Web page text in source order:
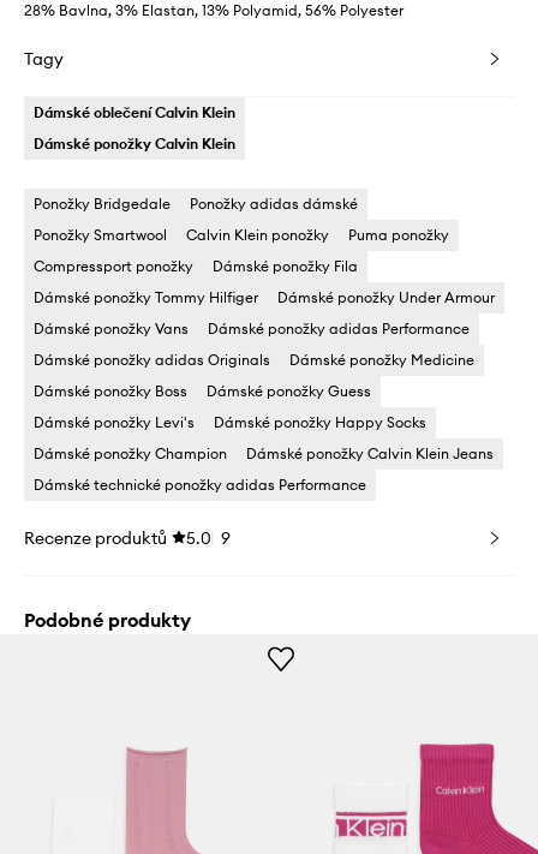
28% Bavlna, 3% Elastan, 13% Polyamid, 56% Polyester
Tagy
Dámské oblečení Calvin Klein
Dámské ponožky Calvin Klein
Ponožky Bridgedale
Ponožky adidas dámské
Ponožky Smartwool
Calvin Klein ponožky
Puma ponožky
Compressport ponožky
Dámské ponožky Fila
Dámské ponožky Tommy Hilfiger
Dámské ponožky Under Armour
Dámské ponožky Vans
Dámské ponožky adidas Performance
Dámské ponožky adidas Originals
Dámské ponožky Medicine
Dámské ponožky Boss
Dámské ponožky Guess
Dámské ponožky Levi's
Dámské ponožky Happy Socks
Dámské ponožky Champion
Dámské ponožky Calvin Klein Jeans
Dámské technické ponožky adidas Performance
Recenze produktů 5.0 9
Podobné produkty